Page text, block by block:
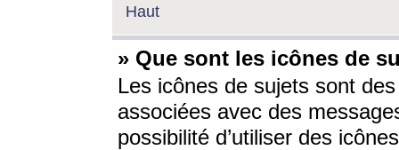
Haut
» Que sont les icônes de
Les icônes de sujets sont
associées avec des
possibilité d’utiliser des